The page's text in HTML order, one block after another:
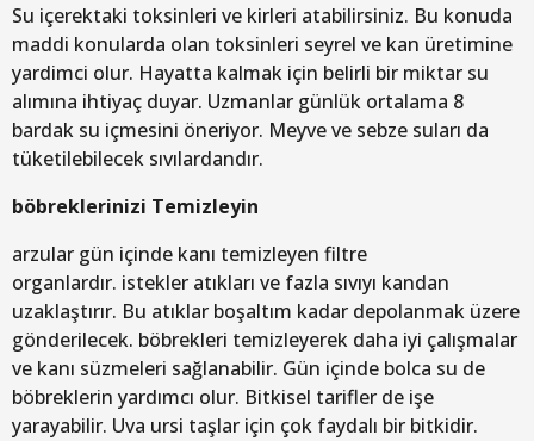
Su içerektaki toksinleri ve kirleri atabilirsiniz. Bu konuda
maddi konularda olan toksinleri seyrel ve kan üretimine
yardimci olur. Hayatta kalmak için belirli bir miktar su
alımına ihtiyaç duyar. Uzmanlar günlük ortalama 8
bardak su içmesini öneriyor. Meyve ve sebze suları da
tüketilebilecek sıvılardandır.
böbreklerinizi Temizleyin
arzular gün içinde kanı temizleyen filtre
organlardır. istekler atıkları ve fazla sıvıyı kandan
uzaklaştırır. Bu atıklar boşaltım kadar depolanmak üzere
gönderilecek. böbrekleri temizleyerek daha iyi çalışmalar
ve kanı süzmeleri sağlanabilir. Gün içinde bolca su de
böbreklerin yardımcı olur. Bitkisel tarifler de işe
yarayabilir. Uva ursi taşlar için çok faydalı bir bitkidir.